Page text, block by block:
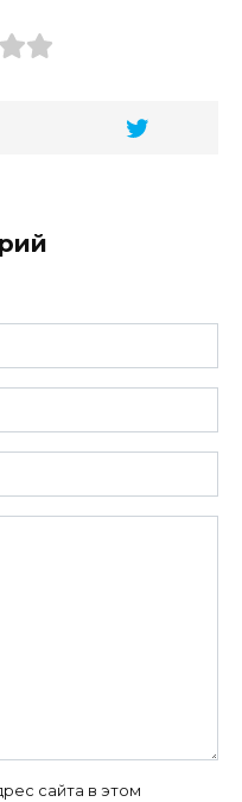
сайта в этом